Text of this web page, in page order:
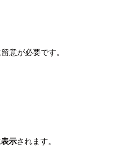
意が必要です。
示されます。